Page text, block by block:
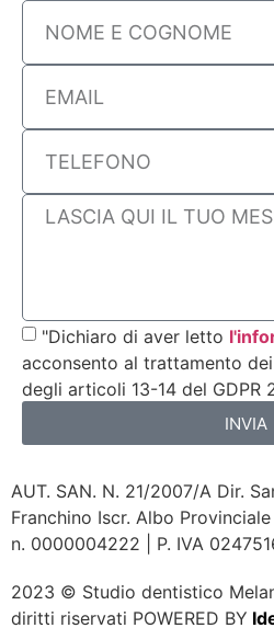
"Dichiaro di aver letto
acconsento al trattamento
degli articoli 13-14 del GDPR
INVIA
AUT. SAN. N. 21/2007/A Dir.
Franchino Iscr. Albo
n. 0000004222 | P. IVA
2023 © Studio dentistico
diritti riservati POWERED BY